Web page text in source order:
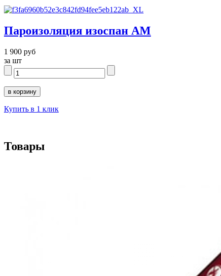
Пароизоляция изоспан AM
1 900 руб
за шт
Купить в 1 клик
Товары